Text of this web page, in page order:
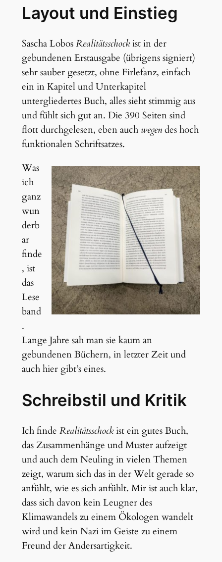
Layout und Einstieg
Sascha LobosRealitätsschockist in der
gebundenen Erstausgabe (übrigens signiert)
sehr sauber gesetzt, ohne Firlefanz, einfach
ein in Kapitel und Unterkapitel
untergliedertes Buch, alles sieht stimmig aus
und fühlt sich gut an. Die 390 Seiten sind
flott durchgelesen, eben auch wegendes hoch
funktionalen Schriftsatzes.
Was
ich
ganz
wun
derb
ar
finde
, ist
das
Lese
band
.
Lange Jahre sah man sie kaum an
gebundenen Büchern, in letzter Zeit und
auch hier gibt’s eines.
Schreibstil und Kritik
Ich finde Realitätsschockist ein gutes Buch,
das Zusammenhänge und Muster aufzeigt
und auch dem Neuling in vielen Themen
zeigt, warum sich das in der Welt gerade so
anfühlt, wie es sich anfühlt. Mir ist auch klar,
dass sich davon kein Leugner des
Klimawandels zu einem Ökologen wandelt
wird und kein Nazi im Geiste zu einem
Freund der Andersartigkeit.